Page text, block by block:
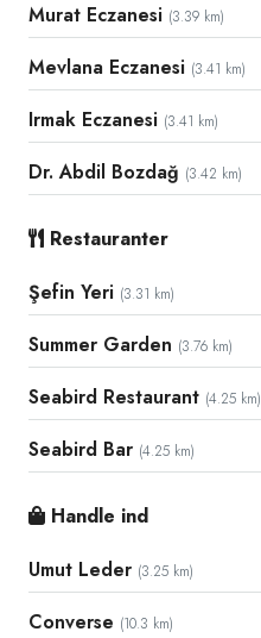
Murat Eczanesi (3.39 km)
Mevlana Eczanesi (3.41 km)
Irmak Eczanesi (3.41 km)
Dr. Abdil Bozdağ (3.42 km)
Restauranter
Şefin Yeri (3.31 km)
Summer Garden (3.76 km)
Seabird Restaurant (4.25 km)
Seabird Bar (4.25 km)
Handle ind
Umut Leder (3.25 km)
Converse (10.3 km)